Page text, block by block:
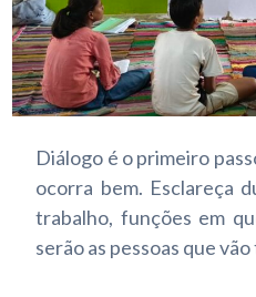
Diálogo é o primeiro
ocorra bem. Esclareça
trabalho, funções em
serão as pessoas que